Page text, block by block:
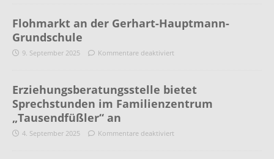
Flohmarkt an der Gerhart-Hauptmann-
Grundschule
9. September 2025 Kommentare deaktiviert
Erziehungsberatungsstelle bietet
Sprechstunden im Familienzentrum
„Tausendfüßler“ an
4. September 2025 Kommentare deaktiviert